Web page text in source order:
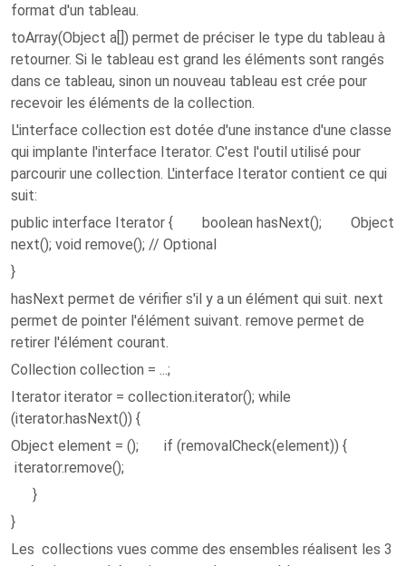
format d'un tableau.
toArray(Object a[]) permet de préciser le type du tableau à
retourner. Si le tableau est grand les éléments sont rangés
dans ce tableau, sinon un nouveau tableau est crée pour
recevoir les éléments de la collection.
L'interface collection est dotée d'une instance d'une classe
qui implante l'interface Iterator. C'est l'outil utilisé pour
parcourir une collection. L'interface Iterator contient ce qui
suit:
public interface Iterator { boolean hasNext(); Object
next(); void remove(); // Optional
}
hasNext permet de vérifier s'il y a un élément qui suit. next
permet de pointer l'élément suivant. remove permet de
retirer l'élément courant.
Collection collection = ...;
Iterator iterator = collection.iterator(); while
(iterator.hasNext()) {
Object element = (); if (removalCheck(element)) {
iterator.remove();
}
}
Les collections vues comme des ensembles réalisent les 3